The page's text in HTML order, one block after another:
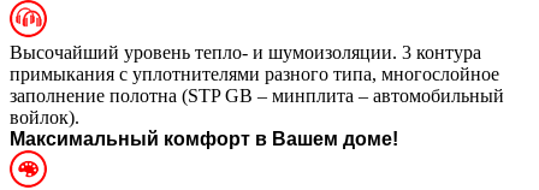
Высочайший уровень тепло- и шумоизоляции. 3 контура
примыкания с уплотнителями разного типа, многослойное
заполнение полотна (STP GB – минплита – автомобильный
войлок).
Максимальный комфорт в Вашем доме!